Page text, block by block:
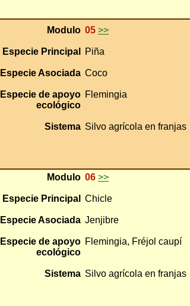
Modulo
Especie Principal
Especie Asociada
Especie de apoyo
ecológico
Sistema
05 >>
Piña
Coco
Flemingia
Silvo agrícola en franjas
Modulo
Especie Principal
Especie Asociada
Especie de apoyo
ecológico
Sistema
06 >>
Chicle
Jenjibre
Flemingia, Fréjol caupí
Silvo agrícola en franjas